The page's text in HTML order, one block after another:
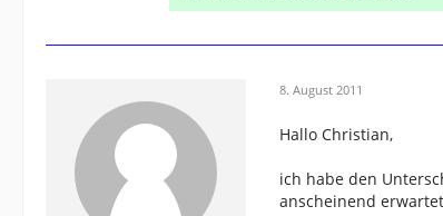
8. August 2011
Hallo Christian,
ich habe den
anscheinend